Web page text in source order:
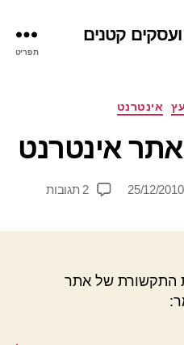
קטנים
תפריט
קטגוריות
אינטרנט
אתר אינטרנט
25/12/2010 2 תגובות
על
התקשורת של אתר